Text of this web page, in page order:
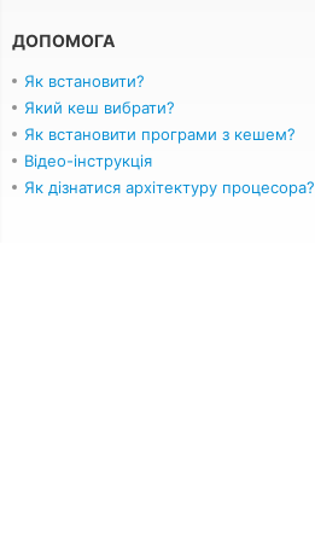
ДОПОМОГА
Як встановити?
Який кеш вибрати?
Як встановити програми з кешем?
Відео-інструкція
Як дізнатися архітектуру процесора?